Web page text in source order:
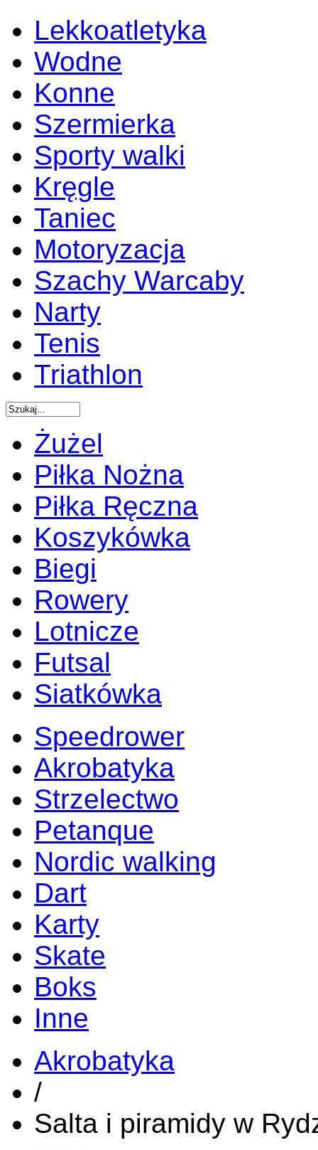
Lekkoatletyka
Wodne
Konne
Szermierka
Sporty walki
Kręgle
Taniec
Motoryzacja
Szachy Warcaby
Narty
Tenis
Triathlon
Żużel
Piłka Nożna
Piłka Ręczna
Koszykówka
Biegi
Rowery
Lotnicze
Futsal
Siatkówka
Speedrower
Akrobatyka
Strzelectwo
Petanque
Nordic walking
Dart
Karty
Skate
Boks
Inne
Akrobatyka
/
Salta i piramidy w